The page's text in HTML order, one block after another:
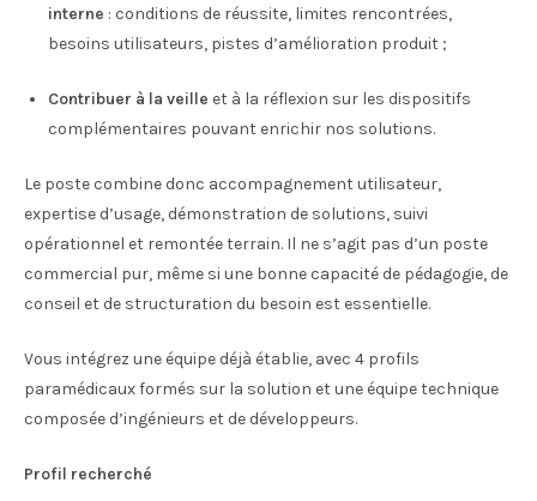
interne : conditions de réussite, limites rencontrées,
besoins utilisateurs, pistes d’amélioration produit ;
Contribuer à la veille et à la réflexion sur les dispositifs
complémentaires pouvant enrichir nos solutions.
Le poste combine donc accompagnement utilisateur,
expertise d’usage, démonstration de solutions, suivi
opérationnel et remontée terrain. Il ne s’agit pas d’un poste
commercial pur, même si une bonne capacité de pédagogie, de
conseil et de structuration du besoin est essentielle.
Vous intégrez une équipe déjà établie, avec 4 profils
paramédicaux formés sur la solution et une équipe technique
composée d’ingénieurs et de développeurs.
Profil recherché